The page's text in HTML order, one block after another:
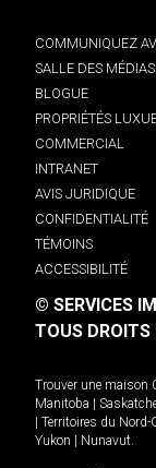
COMMUNIQUEZ
SALLE DES MÉDIAS
BLOGUE
PROPRIÉTÉS
COMMERCIAL
INTRANET
AVIS JURIDIQUE
CONFIDENTIALITÉ
TÉMOINS
ACCESSIBILITÉ
© SERVICES
TOUS DROITS
Trouver une maison
Manitoba
Territoires du Nord-
Yukon
Nunavut.